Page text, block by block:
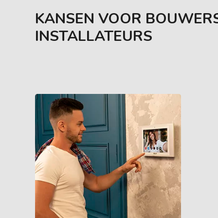
KANSEN VOOR
INSTALLATEURS